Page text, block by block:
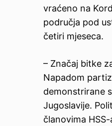
vraćeno na
područja pod
četiri mjeseca.
– Značaj bitke
Napadom
demonstrirane
Jugoslavije.
članovima